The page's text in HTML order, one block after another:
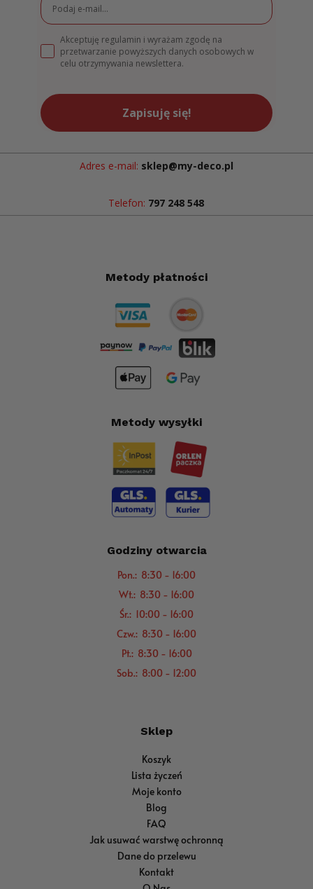
Akceptuję regulamin i wyrażam zgodę na
przetwarzanie powyższych danych osobowych w
celu otrzymywania newslettera.
Zapisuję się!
Adres e-mail: sklep@my-deco.pl
Telefon: 797 248 548
Metody płatności
Metody wysyłki
Godziny otwarcia
Pon.: 8:30 - 16:00
Wt.: 8:30 - 16:00
Śr.: 10:00 - 16:00
Czw.: 8:30 - 16:00
Pt.: 8:30 - 16:00
Sob.: 8:00 - 12:00
Sklep
Koszyk
Lista życzeń
Moje konto
Blog
FAQ
Jak usuwać warstwę ochronną
Dane do przelewu
Kontakt